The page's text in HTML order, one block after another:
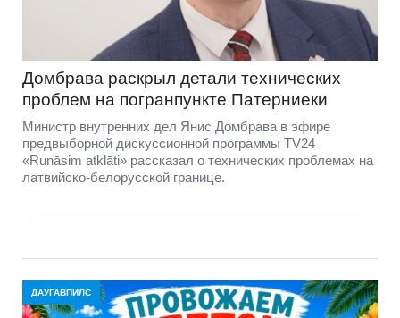
Домбравa раскрыл детали технических
проблем на погранпункте Патерниеки
Министр внутренних дел Янис Домбрава в эфире
предвыборной дискуссионной программы TV24
«Runāsim atklāti» рассказал о технических проблемах на
латвийско-белорусской границе.
ДАУГАВПИЛС